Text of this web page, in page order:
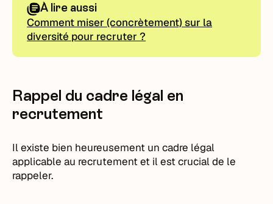
À lire aussi
Comment miser (concrètement) sur la
diversité pour recruter ?
Rappel du cadre légal en
recrutement
Il existe bien heureusement un cadre légal
applicable au recrutement et il est crucial de le
rappeler.